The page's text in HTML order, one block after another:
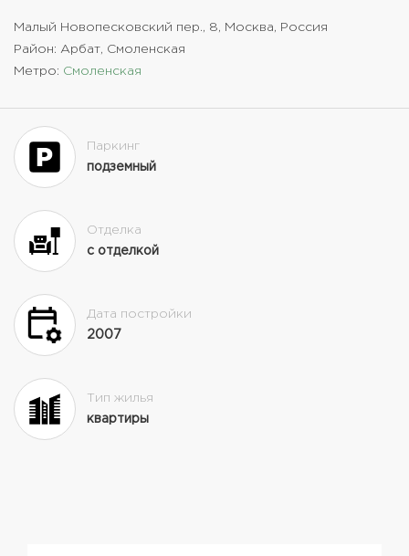
Малый Новопесковский пер., 8, Москва, Россия
Район: Арбат, Смоленская
Метро: Смоленская
Паркинг
подземный
Отделка
с отделкой
Дата постройки
2007
Тип жилья
квартиры